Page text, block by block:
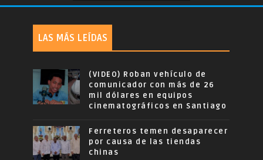
LAS MÁS LEÍDAS
(VIDEO) Roban vehículo de
comunicador con más de 26
mil dólares en equipos
cinematográficos en Santiago
Ferreteros temen desaparecer
por causa de las tiendas
chinas